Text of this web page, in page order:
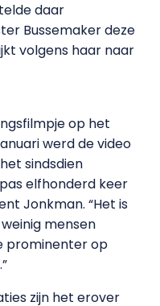
daar
Bussemaker deze
volgens haar naar
op het
werd de video
sindsdien
elfhonderd keer
Jonkman. “Het is
mensen
prominenter op
zijn het erover